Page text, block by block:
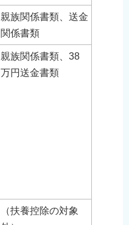
親族関係書類、送金
関係書類
親族関係書類、38
万円送金書類
（扶養控除の対象